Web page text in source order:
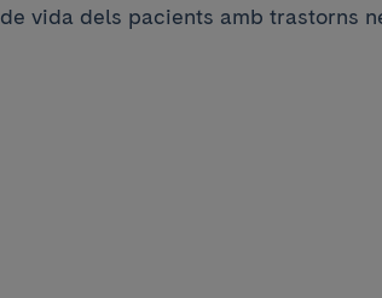
de vida dels pacients amb trastorns